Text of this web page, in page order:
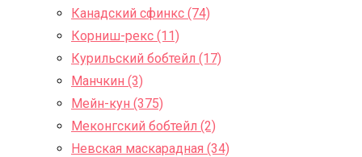
Канадский сфинкс (74)
Корниш-рекс (11)
Курильский бобтейл (17)
Манчкин (3)
Мейн-кун (375)
Меконгский бобтейл (2)
Невская маскарадная (34)